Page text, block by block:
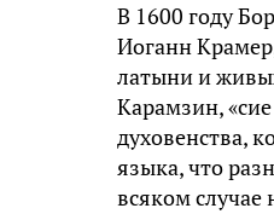
В 1600 году
Иоганн
латыни и
Карамзин,
духовенства,
языка, что
всяком